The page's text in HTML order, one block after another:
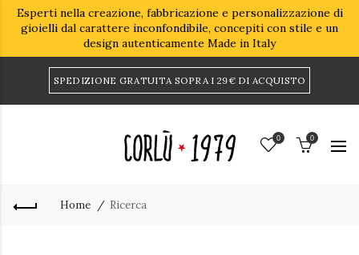
Esperti nella creazione, fabbricazione e personalizzazione di
gioielli dal carattere inconfondibile, concepiti con stile e un
design autenticamente Made in Italy
SPEDIZIONE GRATUITA SOPRA I 29€ DI ACQUISTO
0 0
Home Ricerca